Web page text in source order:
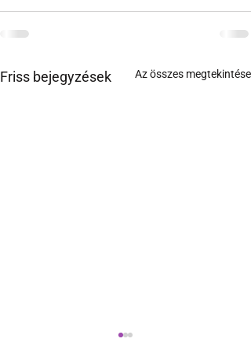
Friss bejegyzések Az összes megtekintése